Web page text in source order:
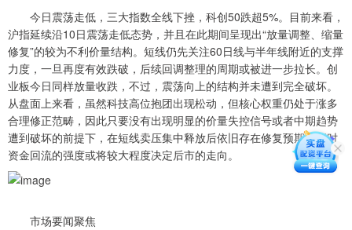
今日震荡走低，三大指数全线下挫，科创50跌超5%。目前来看，
沪指延续沿10日震荡走低态势，并且在此期间呈现出“放量调整、缩量
修复”的较为不利价量结构。短线仍先关注60日线与半年线附近的支撑
力度，一旦再度有效跌破，后续回调整理的周期或被进一步拉长。创
业板今日同样放量收跌，不过，震荡向上的结构并未遭到完全破坏。
从盘面上来看，虽然科技高位抱团出现松动，但核心权重仍处于涨多
合理修正范畴，因此只要没有出现明显的价量失控信号或者中期趋势
遭到破坏的前提下，在短线卖压集中释放后依旧存在修复预期，届时
资金回流的强度或将较大程度决定后市的走向。
市场要闻聚焦